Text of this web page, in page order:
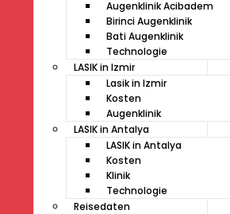
Augenklinik Acibadem
Birinci Augenklinik
Bati Augenklinik
Technologie
LASIK in Izmir
Lasik in Izmir
Kosten
Augenklinik
LASIK in Antalya
LASIK in Antalya
Kosten
Klinik
Technologie
Reisedaten